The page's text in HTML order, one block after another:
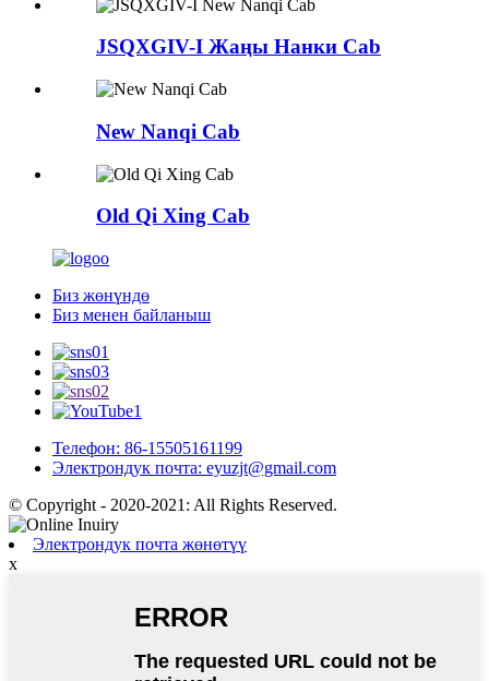
JSQXGIV-I Жаңы Нанки Cab
New Nanqi Cab
Old Qi Xing Cab
Биз жөнүндө
Биз менен байланыш
Телефон: 86-15505161199
Электрондук почта: eyuzjt@gmail.com
© Copyright - 2020-2021: All Rights Reserved.
Электрондук почта жөнөтүү
x